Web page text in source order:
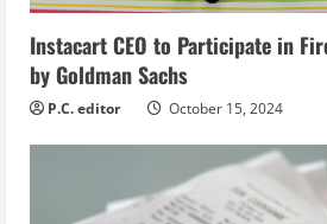
n
g
Instacart CEO to Participate in
by Goldman Sachs
P.C. editor October 15, 2024